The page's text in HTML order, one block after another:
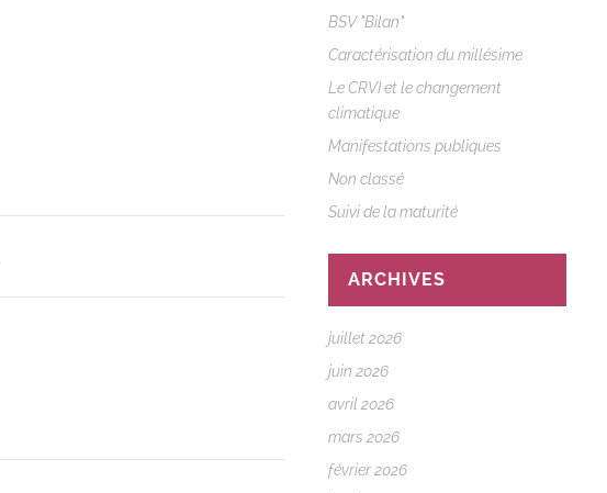
BSV "Bilan"
Caractérisation du millésime
Le CRVI et le changement
climatique
Manifestations publiques
Non classé
Suivi de la maturité
ARCHIVES
juillet 2026
juin 2026
avril 2026
mars 2026
février 2026